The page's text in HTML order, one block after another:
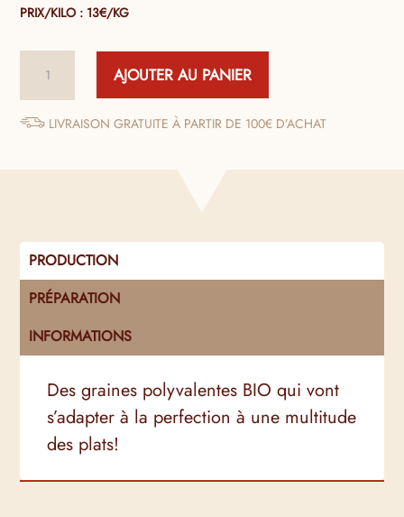
PRIX/KILO : 13€/KG
Kasha
Bio
AJOUTER AU PANIER
LIVRAISON GRATUITE À PARTIR DE 100€ D’ACHAT
PRODUCTION
PRÉPARATION
INFORMATIONS
Des graines polyvalentes BIO qui vont
s’adapter à la perfection à une multitude
des plats!